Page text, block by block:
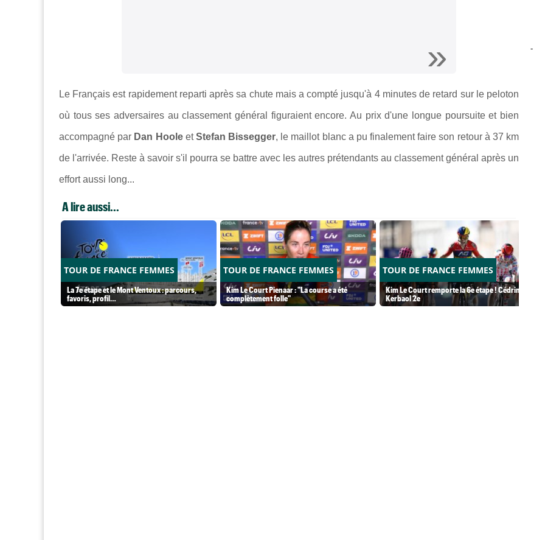
Le Français est rapidement reparti après sa chute mais a compté jusqu'à 4 minutes de retard sur le peloton
où tous ses adversaires au classement général figuraient encore. Au prix d'une longue poursuite et bien
accompagné par Dan Hoole etStefan Bissegger, le maillot blanc a pu finalement faire son retour à 37 km
de l'arrivée. Reste à savoir s'il pourra se battre avec les autres prétendants au classement général après un
effort aussi long...
A lire aussi...
TOUR DE FRANCE FEMMES
La 7e étape et le Mont Ventoux : parcours,
favoris, profil…
TOUR DE FRANCE FEMMES
Kim Le Court Pienaar : "La course a été
complètement folle"
TOUR DE FRANCE FEMMES
Kim Le Court remporte la 6e étape ! Cédrine
Kerbaol 2e
-